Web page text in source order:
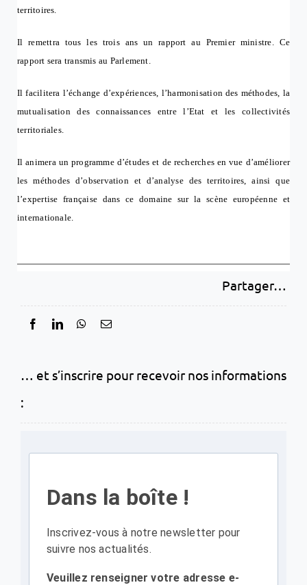
territoires.
Il remettra tous les trois ans un rapport au Premier ministre. Ce
rapport sera transmis au Parlement.
Il facilitera l’échange d’expériences, l’harmonisation des méthodes, la
mutualisation des connaissances entrel’Etat et les collectivités
territoriales.
Il animera un programme d’études et de recherches en vue d’améliorer
les méthodes d’observation et d’analyse des territoires, ainsi que
l’expertise française dans ce domaine sur la scène européenne et
internationale.
Partager…
… et s’inscrire pour recevoir nos informations
:
Dans la boîte !
Inscrivez-vous à notre newsletter pour
suivre nos actualités.
Veuillez renseigner votre adresse e-